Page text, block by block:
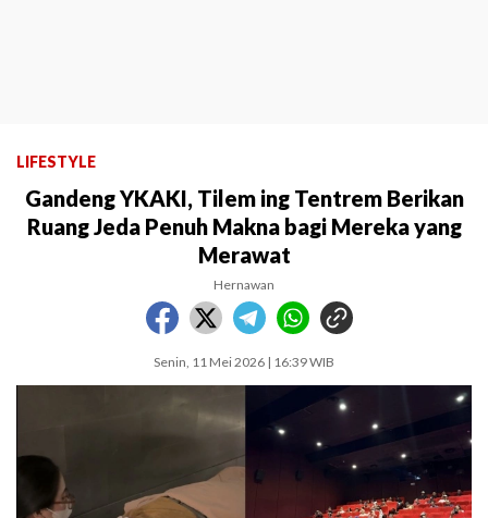
LIFESTYLE
Gandeng YKAKI, Tilem ing Tentrem Berikan
Ruang Jeda Penuh Makna bagi Mereka yang
Merawat
Hernawan
Senin, 11 Mei 2026 | 16:39 WIB